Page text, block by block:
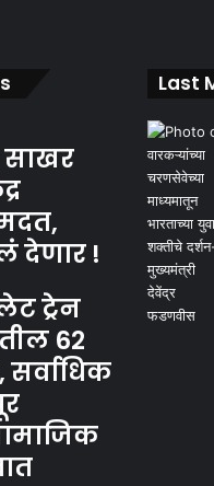
साखर
देणार !
ट्रेन
62
Last